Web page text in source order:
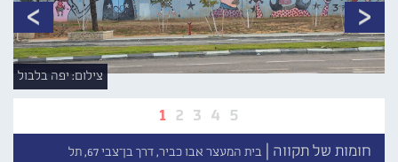
1 2 3 4 5
צילום: יפה בלבול
חומות של תקווה |
בית המעצר אבו כביר, דרך בן־צבי 67, תל